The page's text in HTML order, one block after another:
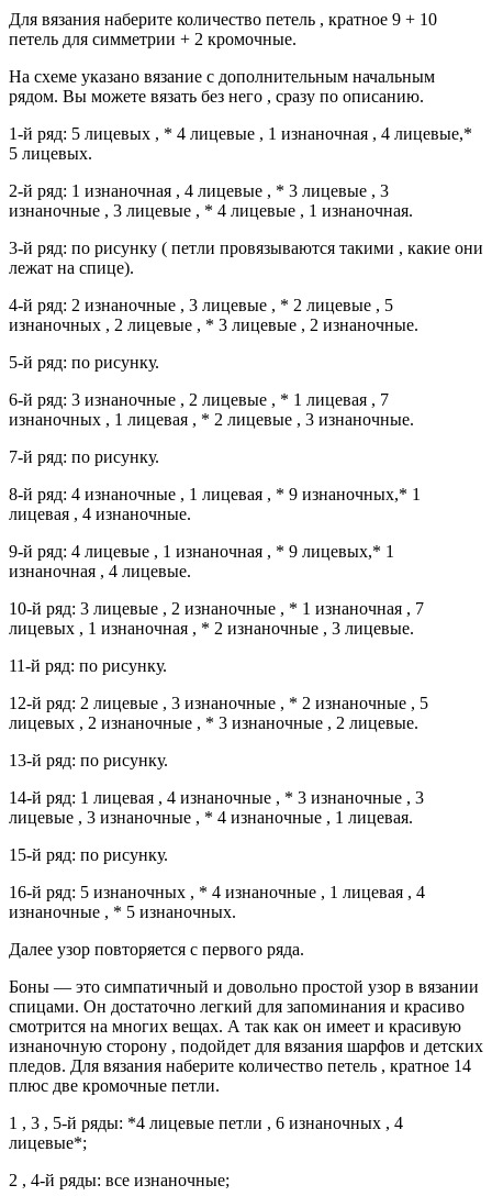
Для вязания наберите количество петель , кратное 9 + 10
петель для симметрии + 2 кромочные.
На схеме указано вязание с дополнительным начальным
рядом. Вы можете вязать без него , сразу по описанию.
1-й ряд: 5 лицевых , * 4 лицевые , 1 изнаночная , 4 лицевые,*
5 лицевых.
2-й ряд: 1 изнаночная , 4 лицевые , * 3 лицевые , 3
изнаночные , 3 лицевые , * 4 лицевые , 1 изнаночная.
3-й ряд: по рисунку ( петли провязываются такими , какие они
лежат на спице).
4-й ряд: 2 изнаночные , 3 лицевые , * 2 лицевые , 5
изнаночных , 2 лицевые , * 3 лицевые , 2 изнаночные.
5-й ряд: по рисунку.
6-й ряд: 3 изнаночные , 2 лицевые , * 1 лицевая , 7
изнаночных , 1 лицевая , * 2 лицевые , 3 изнаночные.
7-й ряд: по рисунку.
8-й ряд: 4 изнаночные , 1 лицевая , * 9 изнаночных,* 1
лицевая , 4 изнаночные.
9-й ряд: 4 лицевые , 1 изнаночная , * 9 лицевых,* 1
изнаночная , 4 лицевые.
10-й ряд: 3 лицевые , 2 изнаночные , * 1 изнаночная , 7
лицевых , 1 изнаночная , * 2 изнаночные , 3 лицевые.
11-й ряд: по рисунку.
12-й ряд: 2 лицевые , 3 изнаночные , * 2 изнаночные , 5
лицевых , 2 изнаночные , * 3 изнаночные , 2 лицевые.
13-й ряд: по рисунку.
14-й ряд: 1 лицевая , 4 изнаночные , * 3 изнаночные , 3
лицевые , 3 изнаночные , * 4 изнаночные , 1 лицевая.
15-й ряд: по рисунку.
16-й ряд: 5 изнаночных , * 4 изнаночные , 1 лицевая , 4
изнаночные , * 5 изнаночных.
Далее узор повторяется с первого ряда.
Боны — это симпатичный и довольно простой узор в вязании
спицами. Он достаточно легкий для запоминания и красиво
смотрится на многих вещах. А так как он имеет и красивую
изнаночную сторону , подойдет для вязания шарфов и детских
пледов. Для вязания наберите количество петель , кратное 14
плюс две кромочные петли.
1 , 3 , 5-й ряды: *4 лицевые петли , 6 изнаночных , 4
лицевые*;
2 , 4-й ряды: все изнаночные;